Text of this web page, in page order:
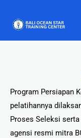
konten
Program Persiapan
pelatihannya
Proses Seleksi
agensi resmi mitra